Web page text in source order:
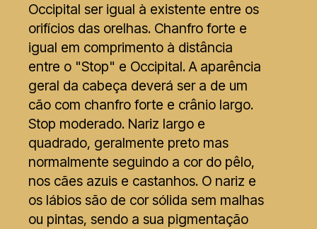
Occipital ser igual à existente entre os
orifícios das orelhas. Chanfro forte e
igual em comprimento à distância
entre o "Stop" e Occipital. A aparência
geral da cabeça deverá ser a de um
cão com chanfro forte e crânio largo.
Stop moderado. Nariz largo e
quadrado, geralmente preto mas
normalmente seguindo a cor do pêlo,
nos cães azuis e castanhos. O nariz e
os lábios são de cor sólida sem malhas
ou pintas, sendo a sua pigmentação